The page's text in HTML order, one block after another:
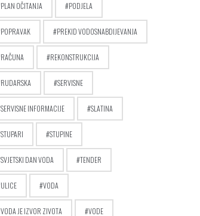
PLAN OČITANJA PODJELA
POPRAVAK PREKID VODOSNABDIJEVANJA
RAČUNA REKONSTRUKCIJA
RUDARSKA SERVISNE
SERVISNE INFORMACIJE SLATINA
STUPARI STUPINE
SVJETSKI DAN VODA TENDER
ULICE VODA
VODA JE IZVOR ZIVOTA VODE